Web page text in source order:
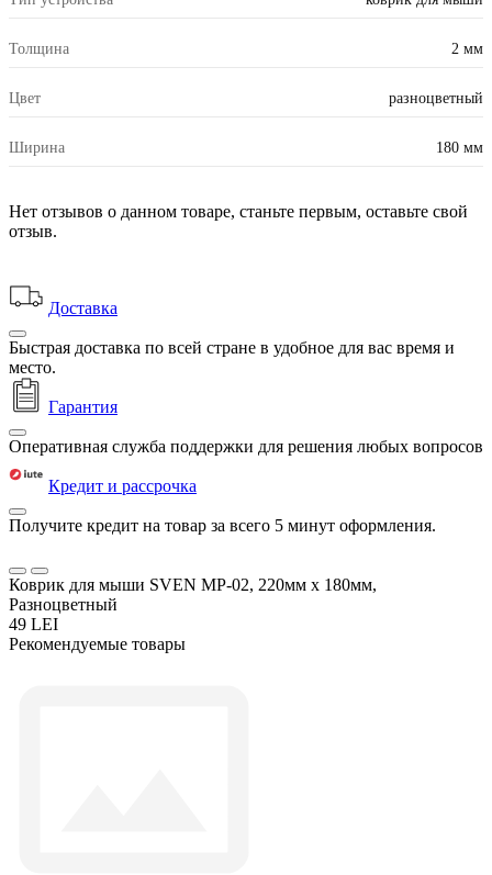
Толщина 2 мм
Цвет разноцветный
Ширина 180 мм
Нет отзывов о данном товаре, станьте первым, оставьте свой
отзыв.
Доставка
Быстрая доставка по всей стране в удобное для вас время и
место.
Гарантия
Оперативная служба поддержки для решения любых вопросов
Кредит и рассрочка
Получите кредит на товар за всего 5 минут оформления.
Коврик для мыши SVEN MP-02, 220мм x 180мм,
Разноцветный
49 LEI
Рекомендуемые товары